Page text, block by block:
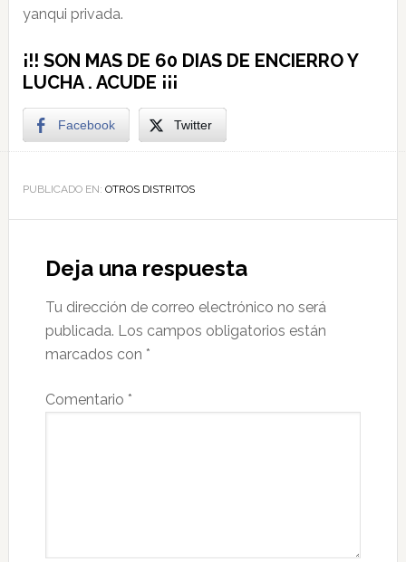
yanqui privada.
¡!! SON MAS DE 60 DIAS DE ENCIERRO Y
LUCHA . ACUDE ¡¡¡
Facebook Twitter
PUBLICADO EN: OTROS DISTRITOS
Deja una respuesta
Tu dirección de correo electrónico no será
publicada. Los campos obligatorios están
marcados con *
Comentario *